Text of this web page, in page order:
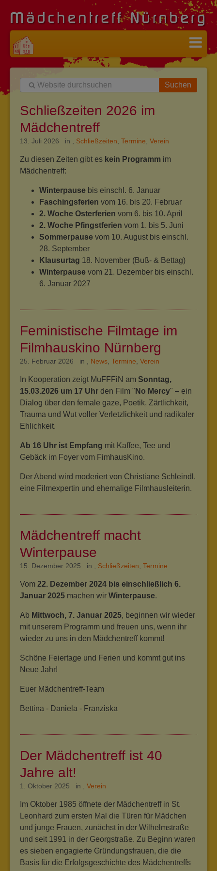
Suchen
Schließzeiten 2026 im
Mädchentreff
13. Juli 2026 in , Schließzeiten, Termine, Verein
Zu diesen Zeiten gibt es kein Programm im
Mädchentreff:
Winterpause bis einschl. 6. Januar
Faschingsferien vom 16. bis 20. Februar
2. Woche Osterferien vom 6. bis 10. April
2. Woche Pfingstferien vom 1. bis 5. Juni
Sommerpause vom 10. August bis einschl.
28. September
Klausurtag 18. November (Buß- & Bettag)
Winterpause vom 21. Dezember bis einschl.
6. Januar 2027
Feministische Filmtage im
Filmhauskino Nürnberg
25. Februar 2026 in , News, Termine, Verein
In Kooperation zeigt MuFFFiN am Sonntag,
15.03.2026 um 17 Uhr den Film " No Mercy" – ein
Dialog über den female gaze, Poetik, Zärtlichkeit,
Trauma und Wut voller Verletzlichkeit und radikaler
Ehlichkeit.
Ab 16 Uhr ist Empfang mit Kaffee, Tee und
Gebäck im Foyer vom FimhausKino.
Der Abend wird moderiert von Christiane Schleindl,
eine Filmexpertin und ehemalige Filmhausleiterin.
Mädchentreff macht
Winterpause
15. Dezember 2025 in , Schließzeiten, Termine
Vom 22. Dezember 2024 bis einschließlich 6.
Januar 2025 machen wir Winterpause.
Ab Mittwoch, 7. Januar 2025, beginnen wir wieder
mit unserem Programm und freuen uns, wenn ihr
wieder zu uns in den Mädchentreff kommt!
Schöne Feiertage und Ferien und kommt gut ins
Neue Jahr!
Euer Mädchentreff-Team
Bettina - Daniela - Franziska
Der Mädchentreff ist 40
Jahre alt!
1. Oktober 2025 in , Verein
Im Oktober 1985 öffnete der Mädchentreff in St.
Leonhard zum ersten Mal die Türen für Mädchen
und junge Frauen, zunächst in der Wilhelmstraße
und seit 1991 in der Georgstraße. Zu Beginn waren
es sieben engagierte Gründungsfrauen, die die
Basis für die Erfolgsgeschichte des Mädchentreffs